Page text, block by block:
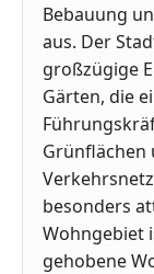
Bebauung
aus. Der
großzügige
Gärten, die
Grünflächen
besonders
Wohngebiet
gehobene